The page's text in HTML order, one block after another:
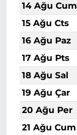
14 Ağu Cum
15 Ağu Cts
16 Ağu Paz
17 Ağu Pts
18 Ağu Sal
19 Ağu Çar
20 Ağu Per
21 Ağu Cum